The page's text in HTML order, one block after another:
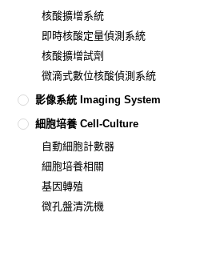
核酸擴增系統
即時核酸定量偵測系統
核酸擴增試劑
微滴式數位核酸偵測系統
影像系統 Imaging System
細胞培養 Cell-Culture
自動細胞計數器
細胞培養相關
基因轉殖
微孔盤清洗機